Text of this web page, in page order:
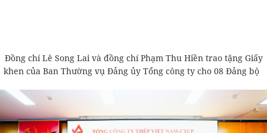
Đồng chí Lê Song Lai và đồng chí Phạm Thu Hiền trao tặng Giấy
khen của Ban Thường vụ Đảng ủy Tổng công ty cho 08 Đảng bộ